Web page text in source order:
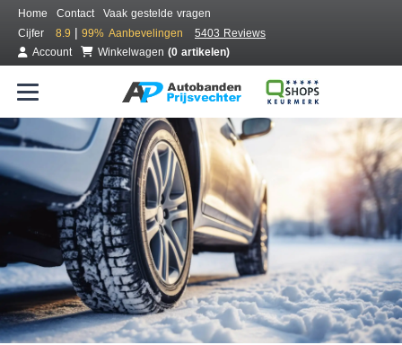
Home Contact
Vaak gestelde vragen
Cijfer
8.9 | 99% Aanbevelingen
5403 Reviews
Account
Winkelwagen (0 artikelen)
Bestel voordelig winterbanden
Gratis bezorgd of montage bij jou in de buurt
Seizoen:
Merken: